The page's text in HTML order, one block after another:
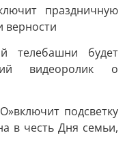
праздничную
верности
телебашни будет
видеоролик о
подсветку
в честь Дня семьи,